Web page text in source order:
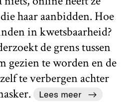
haar aanbidden. Hoe
in kwetsbaarheid?
de grens tussen
gezien te worden en de
te verbergen achter
Lees meer